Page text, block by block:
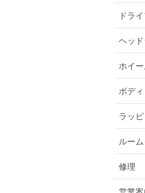
ドラ
ヘッ
ホイ
ボデ
ラッ
ルー
修理